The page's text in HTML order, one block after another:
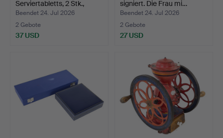
Serviertabletts, 2 Stk.,
Schär…
Beendet 24. Jul 2026
2 Gebote
37 USD
signiert. Die Frau mi…
Beendet 24. Jul 2026
2 Gebote
27 USD